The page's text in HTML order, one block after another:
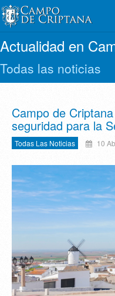
Actualidad en
Todas las noticias
Campo de
seguridad para la
Todas Las Noticias 10